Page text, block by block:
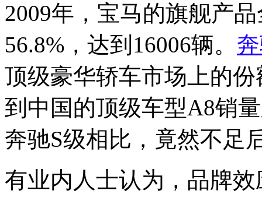
2009年，宝马的旗舰产
56.8%，达到16006辆。
顶级豪华轿车市场上的
到中国的顶级车型A8销
奔驰S级相比，竟然不足
有业内人士认为，品牌